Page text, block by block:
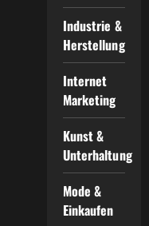
Industrie &
Herstellung
Internet
Marketing
Kunst &
Unterhaltung
Mode &
Einkaufen